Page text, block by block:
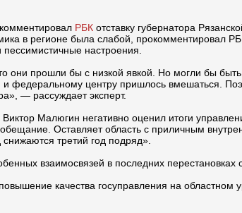
РБК отставку губернатора
в регионе была слабой, прокомментировал
настроения.
они прошли бы с низкой явкой. Но могли бы
федеральному центру пришлось вмешаться.
— рассуждает эксперт.
Малюгин негативно оценил итоги
обещание. Оставляет область с приличным
третий год подряд».
взаимосвязей в последних перестановках
качества госуправления на областном